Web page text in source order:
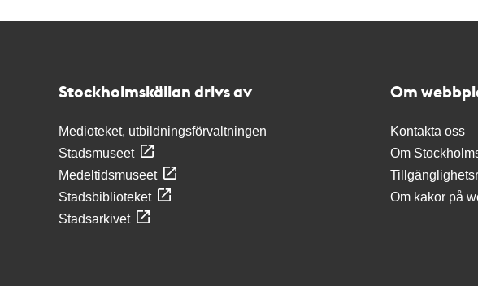
Stockholmskällan drivs av
Medioteket, utbildningsförvaltningen
Stadsmuseet
Medeltidsmuseet
Stadsbiblioteket
Stadsarkivet
Om
Kontakta oss
Om
Om kakor på